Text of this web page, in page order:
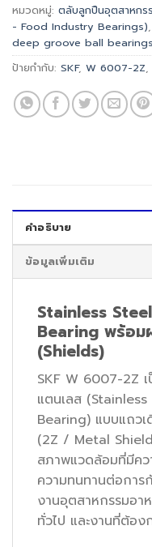
หมวดหมู่: ตลับลูกปืนอุตสาหกร
- Food Industry Bearings),
deep groove ball
ป้ายกำกับ: SKF, W 6007-2Z,
คำอธิบาย
ข้อมูลเพิ่มเติม
Stainless
Bearing พร้อม
(Shields)
SKF W 6007-2Z
แตนเลส
Bearing) แบบแถว
(2Z / Metal
สภาพแวดล้อมที่มีคว
ความทนทานต่อการ
งานอุตสาหกรรมอา
ทั่วไป และงานที่ต้อง